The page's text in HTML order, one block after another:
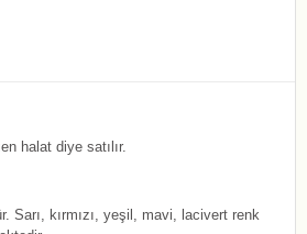
halat diye satılır.
Sarı, kırmızı, yeşil, mavi, lacivert renk